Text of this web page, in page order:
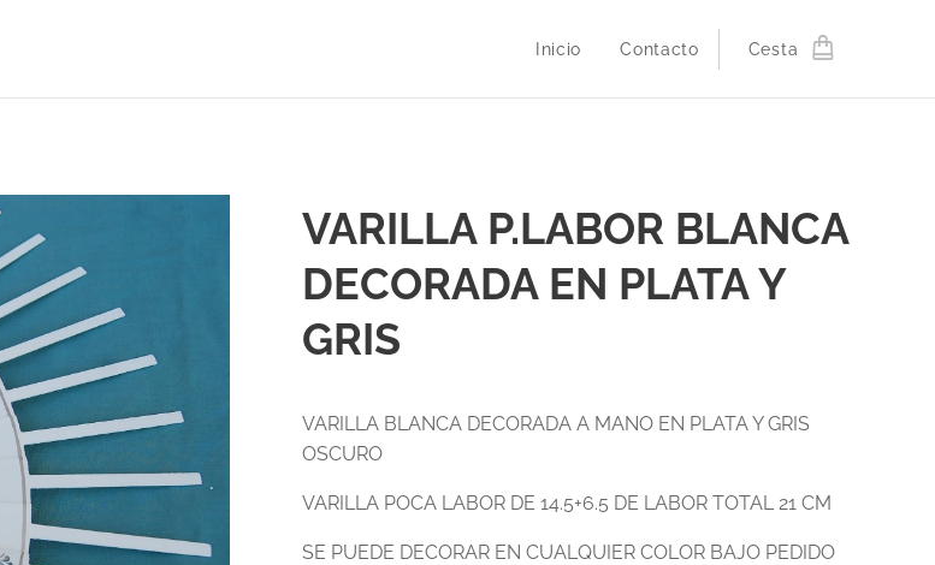
Inicio Contacto Cesta
VARILLA P.LABOR BLANCA
DECORADA EN PLATA Y
GRIS
VARILLA BLANCA DECORADA A MANO EN PLATA Y GRIS
OSCURO
VARILLA POCA LABOR DE 14.5+6.5 DE LABOR TOTAL 21 CM
SE PUEDE DECORAR EN CUALQUIER COLOR BAJO PEDIDO